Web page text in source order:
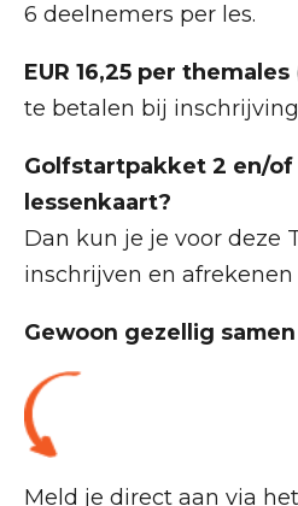
6 deelnemers per les.
EUR 16,25 per themales
te betalen bij
Golfstartpakket 2 en/of
lessenkaart?
Dan kun je je voor deze
inschrijven en
Gewoon gezellig
Meld je direct aan via het